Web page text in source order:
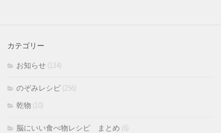
カテゴリー
お知らせ (134)
のぞみレシピ (256)
乾物 (10)
脳にいい食べ物レシピ まとめ (6)